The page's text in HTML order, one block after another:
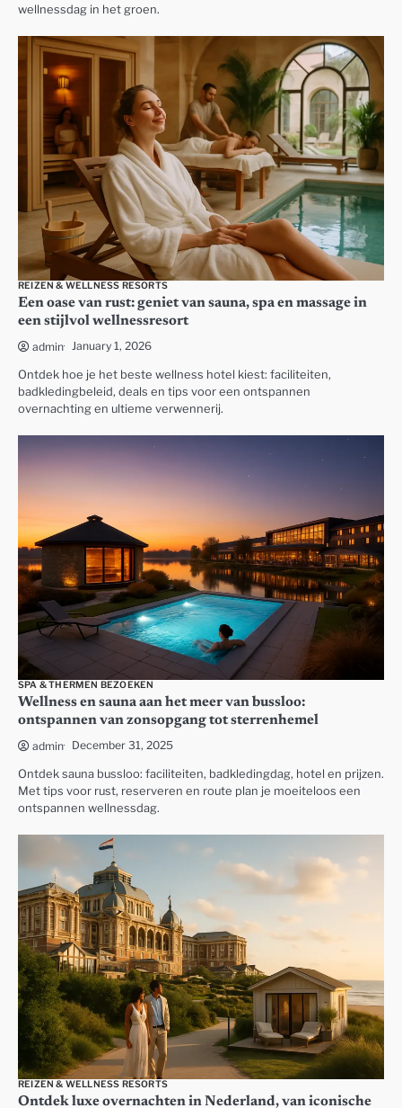
wellnessdag in het groen.
REIZEN & WELLNESS RESORTS
Een oase van rust: geniet van sauna, spa en massage in
een stijlvol wellnessresort
admin January 1, 2026
Ontdek hoe je het beste wellness hotel kiest: faciliteiten,
badkledingbeleid, deals en tips voor een ontspannen
overnachting en ultieme verwennerij.
SPA & THERMEN BEZOEKEN
Wellness en sauna aan het meer van bussloo:
ontspannen van zonsopgang tot sterrenhemel
admin December 31, 2025
Ontdek sauna bussloo: faciliteiten, badkledingdag, hotel en prijzen.
Met tips voor rust, reserveren en route plan je moeiteloos een
ontspannen wellnessdag.
REIZEN & WELLNESS RESORTS
Ontdek luxe overnachten in Nederland, van iconische